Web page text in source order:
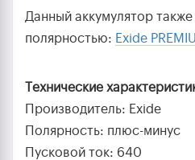
Данный аккумулятор
полярностью: Exide
Технические
Производитель: Exide
Полярность: плюс-минус
Пусковой ток: 640